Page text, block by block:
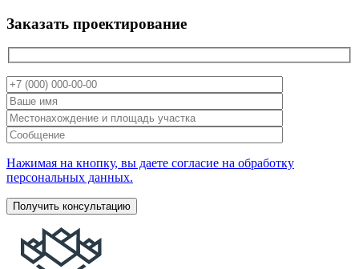
Заказать проектирование
Нажимая на кнопку, вы даете согласие на обработку
персональных данных.